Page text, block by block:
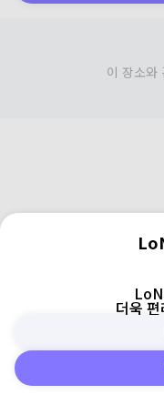
이 장소와
피드 주변
더욱